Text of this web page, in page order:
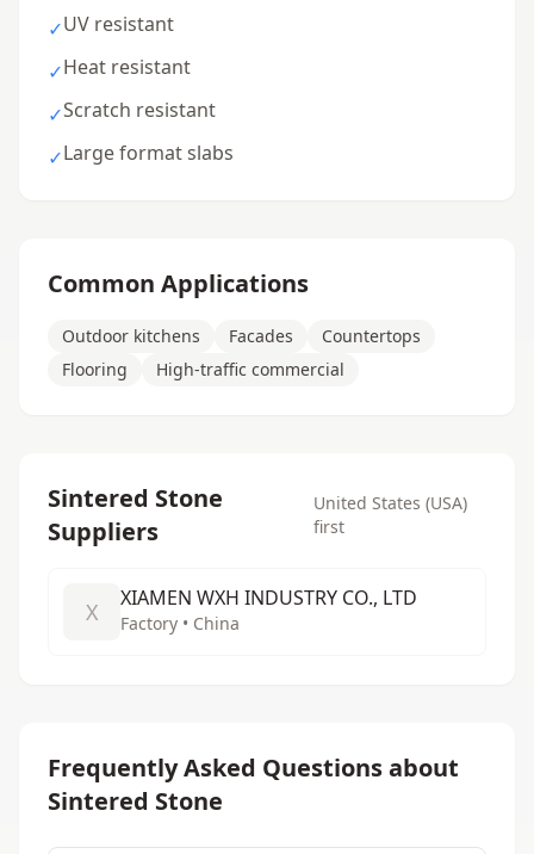
✓UV resistant
✓Heat resistant
✓Scratch resistant
✓Large format slabs
Common Applications
Outdoor kitchens Facades
Countertops
Flooring
High-traffic commercial
Sintered Stone
Suppliers
United States (USA)
first
X XIAMEN WXH INDUSTRY CO., LTD
Factory • China
Frequently Asked Questions about
Sintered Stone